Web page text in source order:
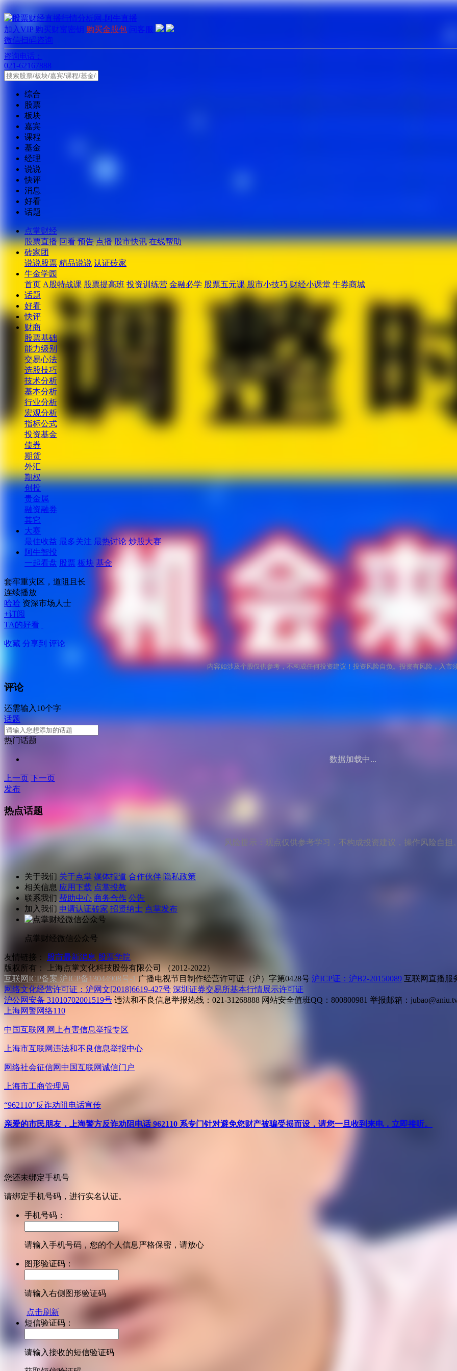
加入VIP 购买财富密钥 购买金股包 问客服
微信扫码咨询
咨询电话：
021-62167888
综合
股票
板块
嘉宾
课程
基金
经理
说说
快评
消息
好看
话题
点掌财经
股票直播 回看 预告 点播 股市快讯 在线帮助
砖家团
说说股票 精品说说 认证砖家
牛金学园
首页 A股特战课 股票提高班 投资训练营 金融必学 股票五元课 股市小技巧 财经小课堂 牛券商城
话题
好看
快评
财商
股票基础
能力级别
交易心法
选股技巧
技术分析
基本分析
行业分析
宏观分析
指标公式
投资基金
债券
期货
外汇
期权
创投
贵金属
融资融券
其它
大赛
最佳收益 最多关注 最热讨论 炒股大赛
阿牛智投
一起看盘 股票 板块 基金
套牢重灾区，道阻且长
连续播放
哈哈 资深市场人士
+订阅
TA的好看
收藏 分享到 评论
内容如涉及个股仅供参考，不构成任何投资建议！投资风险自负。投资有风险，入市
评论
还需输入10个字
话题
热门话题
数据加载中...
上一页 下一页
发布
热点话题
风险提示：观点仅供参考学习，不构成投资建议，操作风险自担
关于我们 关于点掌 媒体报道 合作伙伴 隐私政策
相关信息 应用下载 点掌投教
联系我们 帮助中心 商务合作 公告
加入我们 申请认证砖家 招贤纳士 点掌发布
点掌财经微信公众号
友情链接： 股市最新消息 股票学院
版权所有：
上海点掌文化科技股份有限公司 （2012-2022）
互联网ICP备案 沪ICP备13044908号-1 广播电视节目制作经营许可证（沪）字第0428号 沪ICP证：沪B2-20150089 互联网直播服
网络文化经营许可证：沪网文[2018]6619-427号 深圳证券交易所基本行情展示许可证
沪公网安备 31010702001519号 违法和不良信息举报热线：021-31268888 网站安全值班QQ：800800981 举报邮箱：
上海网警网络110
中国互联网 网上有害信息举报专区
上海市互联网违法和不良信息举报中心
网络社会征信网中国互联网诚信门户
上海市工商管理局
“962110”反诈劝阻电话宣传
亲爱的市民朋友，上海警方反诈劝阻电话 962110 系专门针对避免您财产被骗受损而设，请您一旦收到来电，立即接听。
您还未绑定手机号
请绑定手机号码，进行实名认证。
手机号码：
请输入手机号码，您的个人信息严格保密，请放心
图形验证码：
请输入右侧图形验证码
点击刷新
短信验证码：
请输入接收的短信验证码